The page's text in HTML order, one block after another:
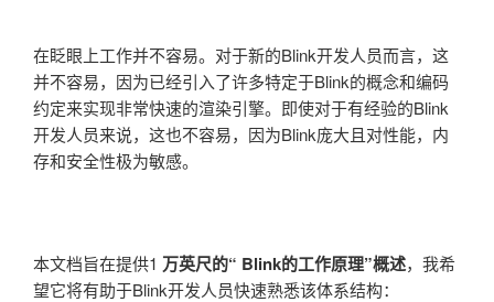
在眨眼上工作并不容易。对于新的Blink开发人员而言，这
并不容易，因为已经引入了许多特定于Blink的概念和编码
约定来实现非常快速的渲染引擎。即使对于有经验的Blink
开发人员来说，这也不容易，因为Blink庞大且对性能，内
存和安全性极为敏感。
本文档旨在提供1 万英尺的“ Blink的工作原理”概述，我希
望它将有助于Blink开发人员快速熟悉该体系结构：